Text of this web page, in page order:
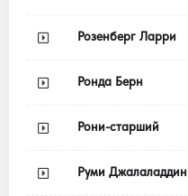
Розенберг Ларри
Ронда Берн
Рони-старший
Руми Джалаладдин